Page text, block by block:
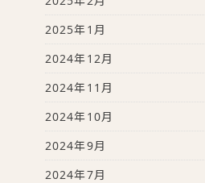
2025年1月
2024年12月
2024年11月
2024年10月
2024年9月
2024年7月